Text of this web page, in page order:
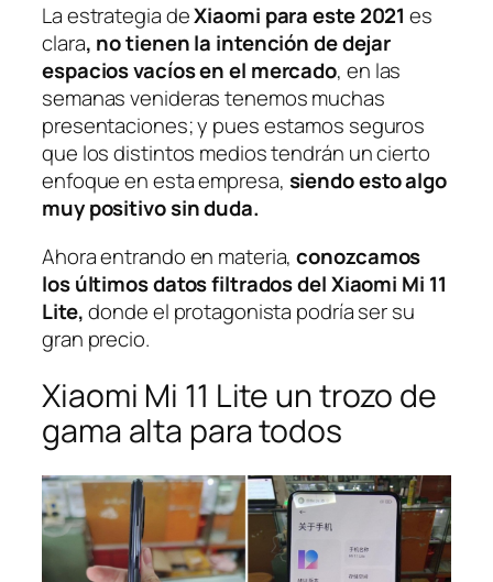
La estrategia deXiaomi para este 2021es
clara, no tienen la intención de dejar
espacios vacíos en el mercado, en las
semanas venideras tenemos muchas
presentaciones; y pues estamos seguros
que los distintos medios tendrán un cierto
enfoque en esta empresa, siendo esto algo
muy positivo sin duda.
Ahora entrando en materia,conozcamos
los últimos datos filtrados del Xiaomi Mi 11
Lite,donde el protagonista podría ser su
gran precio.
Xiaomi Mi 11 Lite un trozo de
gama alta para todos